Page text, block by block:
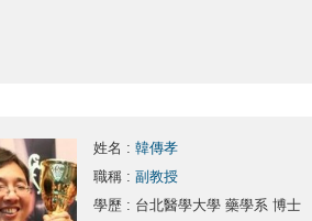
姓名 : 韓傳孝
職稱 : 副教授
學歷 : 台北醫學大學 藥學系 博士